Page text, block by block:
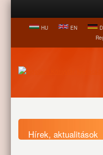
HU EN
Hírek, aktualitások